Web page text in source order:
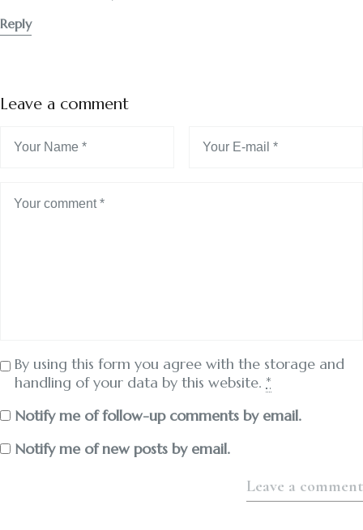
Reply
Leave a comment
By using this form you agree with the storage and
handling of your data by this website. *
Notify me of follow-up comments by email.
Notify me of new posts by email.